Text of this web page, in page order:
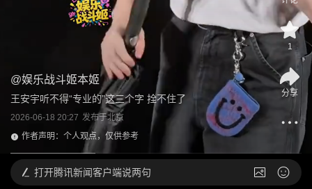
@娱乐战斗姬本姬
王安宇听不得“专业的”这三个字 拴不住了
2026-06-18 20:27 发布于北京
作者声明：个人观点，仅供参考
1
分享
打开腾讯新闻客户端说两句